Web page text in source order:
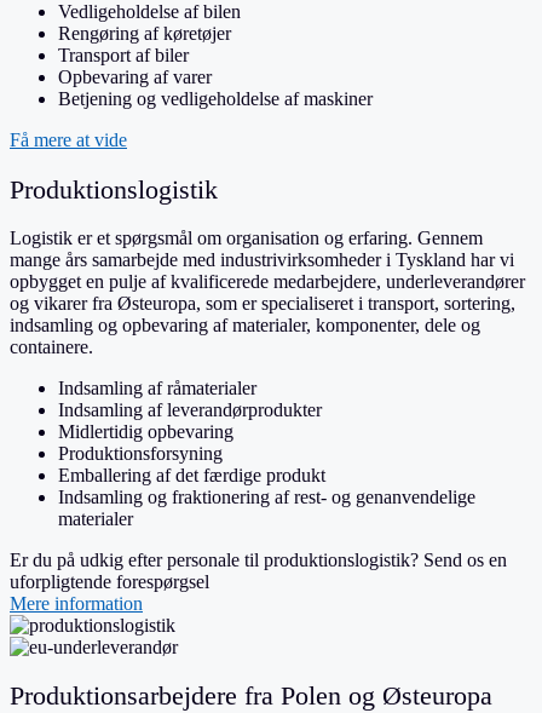
Vedligeholdelse af bilen
Rengøring af køretøjer
Transport af biler
Opbevaring af varer
Betjening og vedligeholdelse af maskiner
Få mere at vide
Produktionslogistik
Logistik er et spørgsmål om organisation og erfaring. Gennem
mange års samarbejde med industrivirksomheder i Tyskland har vi
opbygget en pulje af kvalificerede medarbejdere, underleverandører
og vikarer fra Østeuropa, som er specialiseret i transport, sortering,
indsamling og opbevaring af materialer, komponenter, dele og
containere.
Indsamling af råmaterialer
Indsamling af leverandørprodukter
Midlertidig opbevaring
Produktionsforsyning
Emballering af det færdige produkt
Indsamling og fraktionering af rest- og genanvendelige
materialer
Er du på udkig efter personale til produktionslogistik? Send os en
uforpligtende forespørgsel
Mere information
Produktionsarbejdere fra Polen og Østeuropa